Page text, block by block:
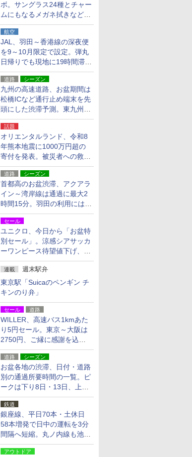
ボ。サングラス24種とチャー
ムにもなるメガネ拭きなど雑
貨24種
航空
JAL、羽田～香港線の深夜便
を9～10月限定で設定。弾丸
日帰りでも現地に19時間滞在
できる
道路 シーズン
九州の高速道路、お盆期間は
松橋ICなど通行止め端末を先
頭にした渋滞予測。東九州道
への迂回は料金調整を実施
話題
オリエンタルランド、令和8
年熊本地震に1000万円超の
寄付を発表。被災者への救援
活動・復旧支援
道路 シーズン
首都高のお盆渋滞、アクアラ
イン～湾岸線は通過に最大2
時間15分。羽田の利用には
「空港西出口」の利用検討を
セール
ユニクロ、今日から「お盆特
別セール」。涼感シアサッカ
ーワンピース待望値下げ、撥
水ギアショーツは1990円に
連載 週末駅弁
東京駅「Suicaのペンギン チ
キンのり弁」
セール 道路
WILLER、高速バス1kmあた
り5円セール。東京～大阪は
2750円、ご縁に感謝を込め
た20周年記念キャンペーン
道路 シーズン
お盆各地の渋滞、日付・道路
別の通過所要時間の一覧。ピ
ークは下り8日・13日、上り
14日・15日
鉄道
銀座線、平日70本・土休日
58本増発で日中の運転を3分
間隔へ短縮。丸ノ内線も池袋
～中野坂上を4分間隔に
アウトドア